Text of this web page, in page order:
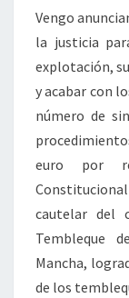
Vengo
la justicia
explotación,
y acabar con
número de
euro por
cautelar del
Tembleque
Mancha,
de los